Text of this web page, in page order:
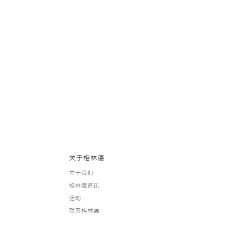
关于格林德
关于我们
格林德资讯
活动
联系格林德